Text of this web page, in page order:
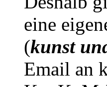
eine
(kunst
Email an